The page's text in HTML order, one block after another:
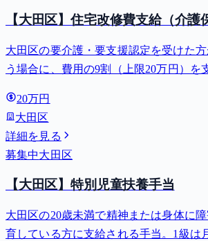
【大田区】住宅改修費支給（介護
大田区の要介護・要支援認定を受けた
う場合に、費用の9割（上限20万円）を
20万円
大田区
詳細を見る
募集中大田区
【大田区】特別児童扶養手当
大田区の20歳未満で精神または身体に
育している方に支給される手当。1級は